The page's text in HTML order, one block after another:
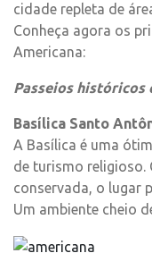
cidade repleta de
Conheça agora os
Americana:
Passeios históricos
Basílica Santo
A Basílica é uma
de turismo religioso.
conservada, o lugar
Um ambiente cheio